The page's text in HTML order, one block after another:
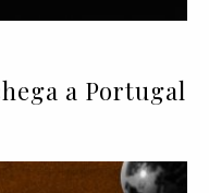
a Portugal